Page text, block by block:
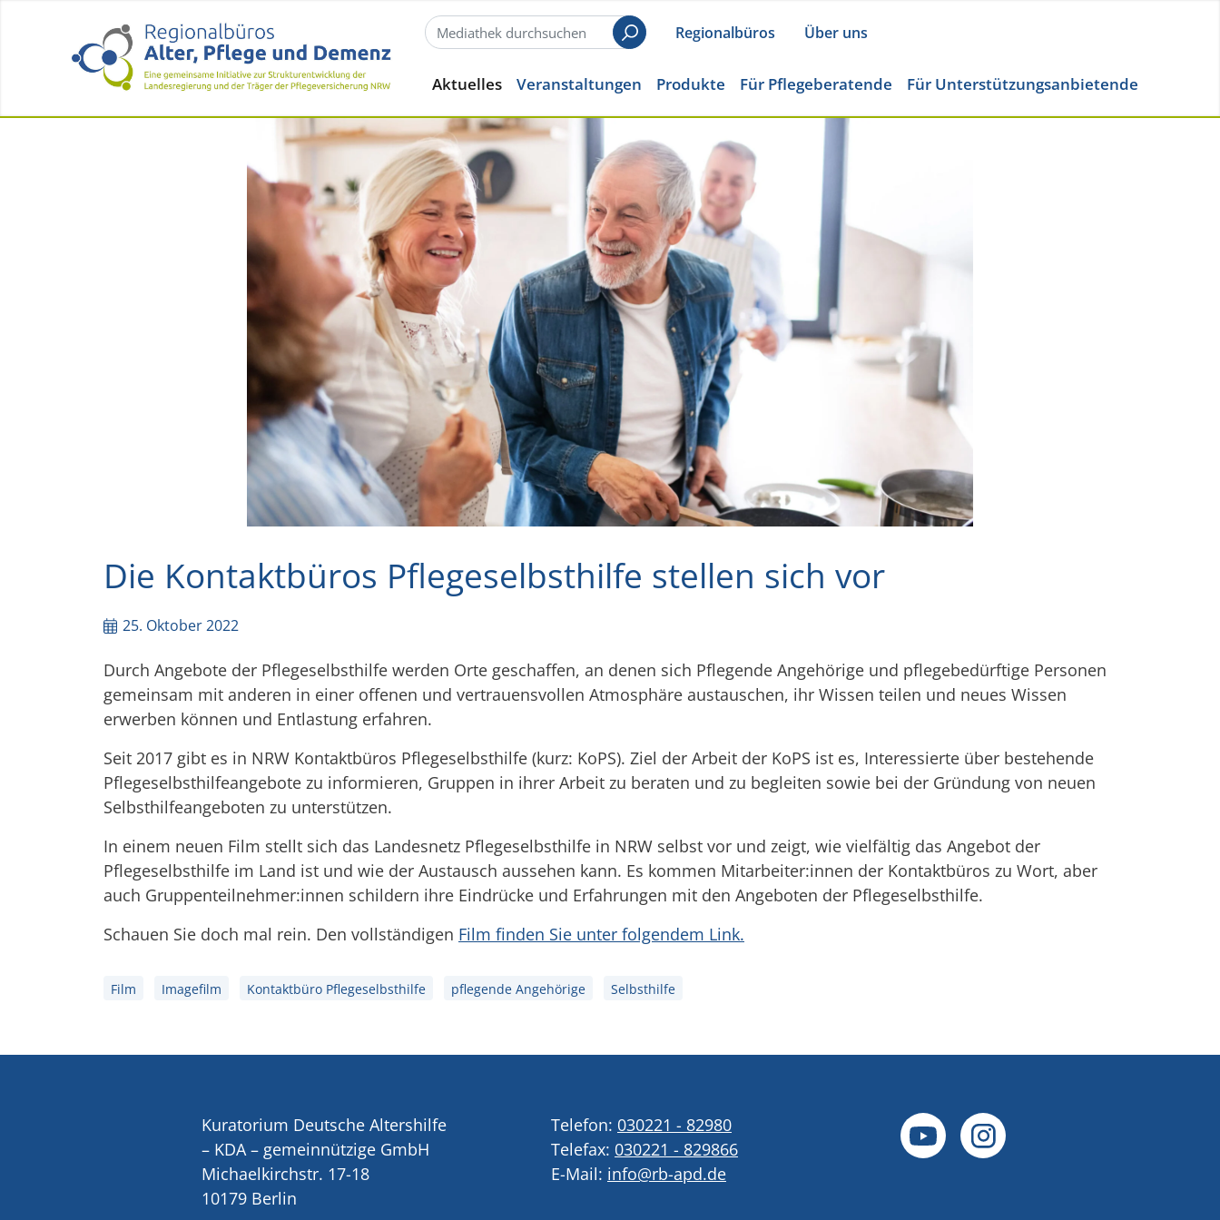
SuchenRegionalbüros Über uns
Aktuelles Veranstaltungen Produkte Für Pflegeberatende Für Unterstützungsanbietende
Die Kontaktbüros Pflegeselbsthilfe stellen sich vor
25. Oktober 2022
Durch Angebote der Pflegeselbsthilfe werden Orte geschaffen, an denen sich Pflegende Angehörige und pflegebedürftige Personen
gemeinsam mit anderen in einer offenen und vertrauensvollen Atmosphäre austauschen, ihr Wissen teilen und neues Wissen
erwerben können und Entlastung erfahren.
Seit 2017 gibt es in NRW Kontaktbüros Pflegeselbsthilfe (kurz: KoPS). Ziel der Arbeit der KoPS ist es, Interessierte über bestehende
Pflegeselbsthilfeangebote zu informieren, Gruppen in ihrer Arbeit zu beraten und zu begleiten sowie bei der Gründung von neuen
Selbsthilfeangeboten zu unterstützen.
In einem neuen Film stellt sich das Landesnetz Pflegeselbsthilfe in NRW selbst vor und zeigt, wie vielfältig das Angebot der
Pflegeselbsthilfe im Land ist und wie der Austausch aussehen kann. Es kommen Mitarbeiter:innen der Kontaktbüros zu Wort, aber
auch Gruppenteilnehmer:innen schildern ihre Eindrücke und Erfahrungen mit den Angeboten der Pflegeselbsthilfe.
Schauen Sie doch mal rein. Den vollständigen Film finden Sie unter folgendem Link.
Film Imagefilm Kontaktbüro Pflegeselbsthilfe pflegende Angehörige Selbsthilfe
Kuratorium Deutsche Altershilfe
– KDA – gemeinnützige GmbH
Michaelkirchstr. 17-18
10179 Berlin
Telefon: 030221 - 82980
Telefax: 030221 - 829866
E-Mail: info@rb-apd.de